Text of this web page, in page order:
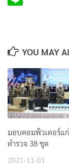
YOU MAY
มอบคอมพิวเตอร์แ
ตำรวจ 38 ชุด
2021-11-01